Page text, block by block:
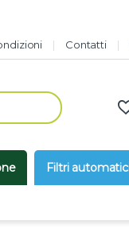
Contatti
Filtri